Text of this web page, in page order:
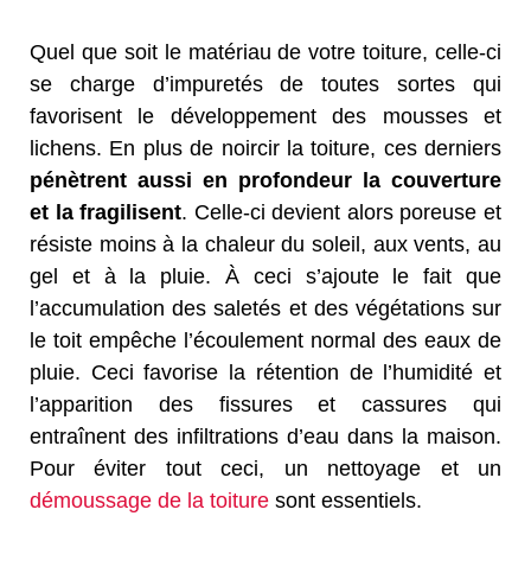
Quel que soit le matériau de votre toiture, celle-ci
se charge d’impuretés de toutes sortes qui
favorisent le développement des mousses et
lichens. En plus de noircir la toiture, ces derniers
pénètrent aussi en profondeur la couverture
et la fragilisent. Celle-ci devient alors poreuse et
résiste moins à la chaleur du soleil, aux vents, au
gel et à la pluie. À ceci s’ajoute le fait que
l’accumulation des saletés et des végétations sur
le toit empêche l’écoulement normal des eaux de
pluie. Ceci favorise la rétention de l’humidité et
l’apparition des fissures et cassures qui
entraînent des infiltrations d’eau dans la maison.
Pour éviter tout ceci, un nettoyage et un
démoussage de la toiture sont essentiels.